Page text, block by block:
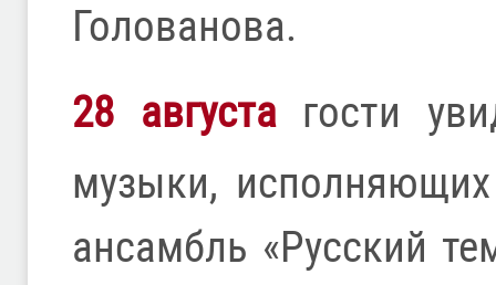
Голованова.
28 августагости
музыки,
ансамбль «Русский